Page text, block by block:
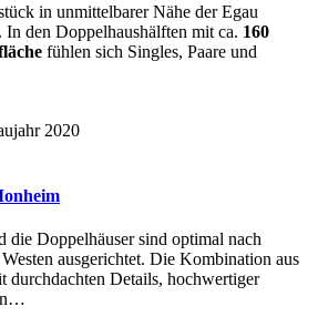
in unmittelbarer Nähe der Egau
In den Doppelhaushälften mit ca. 160
fühlen sich Singles, Paare und
2020
die Doppelhäuser sind optimal nach
ausgerichtet. Die Kombination aus
durchdachten Details, hochwertiger